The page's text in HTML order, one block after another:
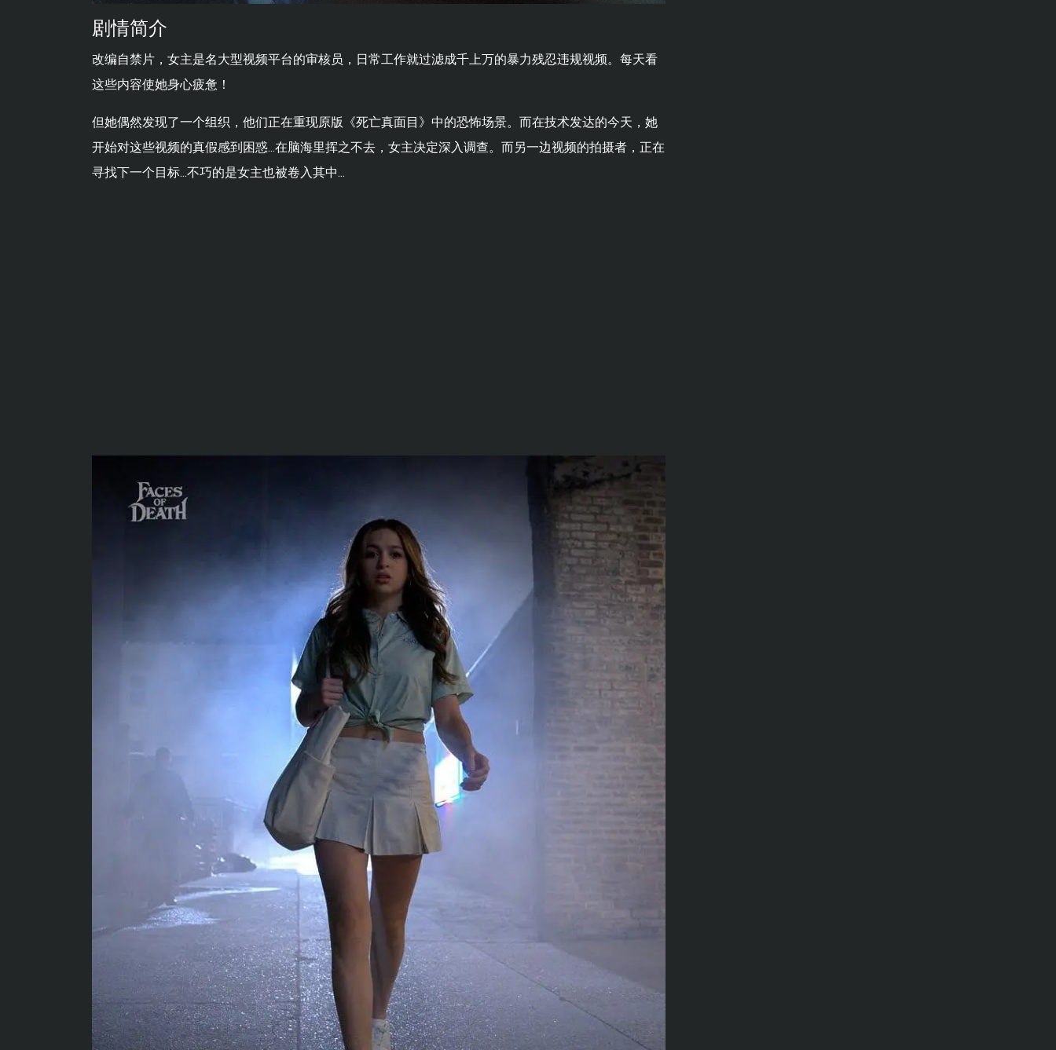
剧情简介
改编自禁片，女主是名大型视频平台的审核员，日常工作就过滤成千上万的暴力残忍违规视频。每天看
这些内容使她身心疲惫！
但她偶然发现了一个组织，他们正在重现原版《死亡真面目》中的恐怖场景。而在技术发达的今天，她
开始对这些视频的真假感到困惑...在脑海里挥之不去，女主决定深入调查。而另一边视频的拍摄者，正在
寻找下一个目标...不巧的是女主也被卷入其中...